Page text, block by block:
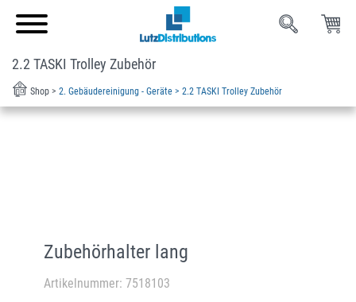
2.2 TASKI Trolley Zubehör
Shop > 2. Gebäudereinigung - Geräte > 2.2 TASKI Trolley Zubehör
Zubehörhalter lang
Artikelnummer: 7518103